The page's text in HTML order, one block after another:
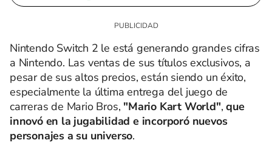
Nintendo Switch 2 le está generando grandes cifras
a Nintendo. Las ventas de sus títulos exclusivos, a
pesar de sus altos precios, están siendo un éxito,
especialmente la última entrega del juego de
carreras de Mario Bros, "Mario Kart World",que
innovó en la jugabilidad e incorporó nuevos
personajes a su universo.